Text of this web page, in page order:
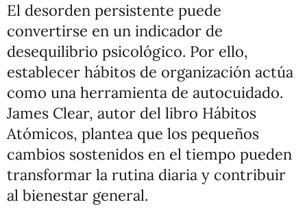
El desorden persistente puede
convertirse en un indicador de
desequilibrio psicológico. Por ello,
establecer hábitos de organización actúa
como una herramienta de autocuidado.
James Clear, autor del libro Hábitos
Atómicos, plantea que los pequeños
cambios sostenidos en el tiempo pueden
transformar la rutina diaria y contribuir
al bienestar general.